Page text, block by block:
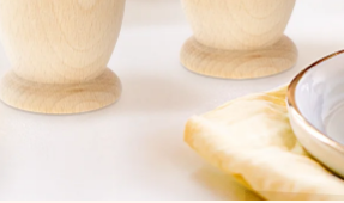
- 17:00 Uhr
8:30 - 13:00 Uhr